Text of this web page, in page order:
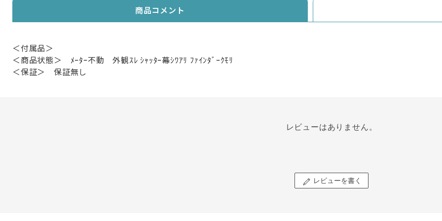
商品コメント
＜付属品＞
＜商品状態＞ ﾒｰﾀｰ不動 外観ｽﾚ ｼｬｯﾀｰ幕ｼﾜｱﾘ ﾌｧｲﾝﾀﾞｰｸﾓﾘ
＜保証＞ 保証無し
レビューはありません。
レビューを書く